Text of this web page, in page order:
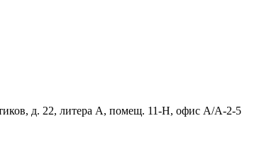
д. 22, литера А, помещ. 11-Н, офис А/А-2-5